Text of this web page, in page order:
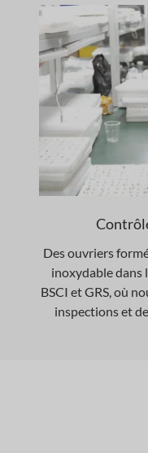
Des ouvriers
inoxydable dans
BSCI et GRS, où
inspections et